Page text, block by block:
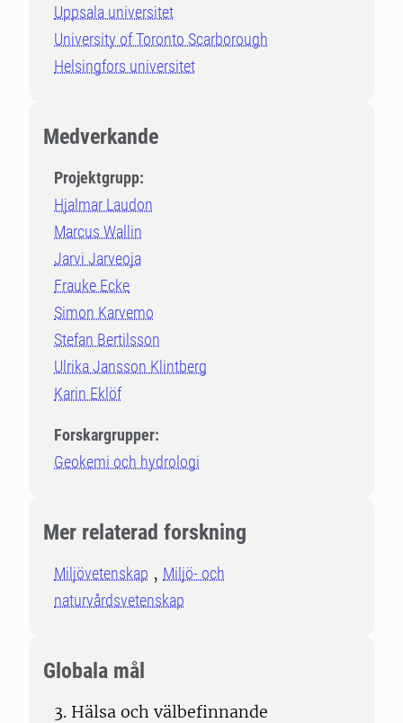
Uppsala universitet
University of Toronto Scarborough
Helsingfors universitet
Medverkande
Projektgrupp:
Hjalmar Laudon
Marcus Wallin
Jarvi Jarveoja
Frauke Ecke
Simon Karvemo
Stefan Bertilsson
Ulrika Jansson Klintberg
Karin Eklöf
Forskargrupper:
Geokemi och hydrologi
Mer relaterad forskning
Miljövetenskap
Miljö- och
naturvårdsvetenskap
Globala mål
3. Hälsa och välbefinnande